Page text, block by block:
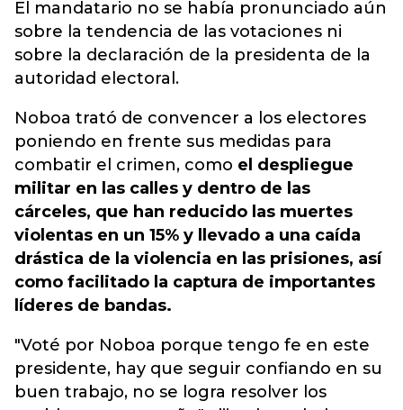
El mandatario no se había pronunciado aún
sobre la tendencia de las votaciones ni
sobre la declaración de la presidenta de la
autoridad electoral.
Noboa trató de convencer a los electores
poniendo en frente sus medidas para
combatir el crimen, como el despliegue
militar en las calles y dentro de las
cárceles, que han reducido las muertes
violentas en un 15% y llevado a una caída
drástica de la violencia en las prisiones, así
como facilitado la captura de importantes
líderes de bandas.
"Voté por Noboa porque tengo fe en este
presidente, hay que seguir confiando en su
buen trabajo, no se logra resolver los